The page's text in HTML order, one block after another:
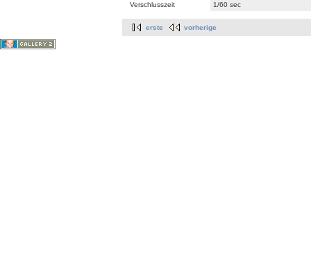
Verschlusszeit
1/60 sec
erste vorherige